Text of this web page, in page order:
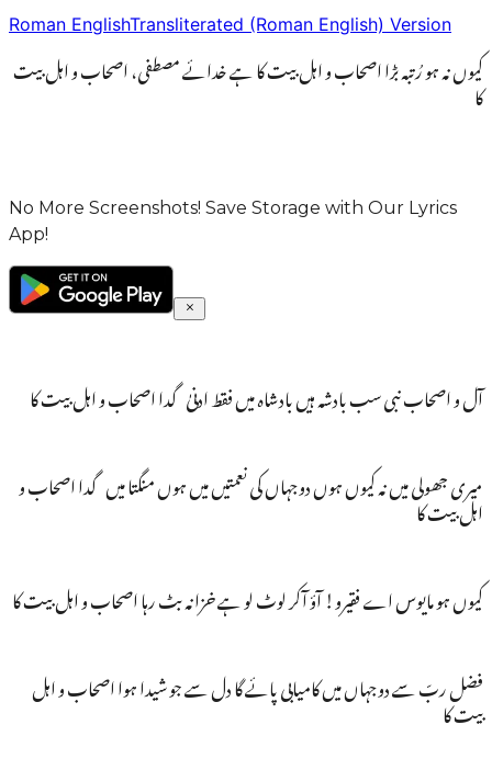
Roman EnglishTransliterated (Roman English) Version
کیوں نہ ہو رُتبہ بڑا اصحاب و اہل بیت کا ہے خدائے مصطفی، اصحاب و اہل بیت
کا
No More Screenshots! Save Storage with Our Lyrics
App!
آل و اصحاب نبی سب بادشہ ہیں بادشاہ میں فقط ادنیٰ گدا اصحاب و اہل بیت کا
میری جھولی میں نہ کیوں ہوں دوجہاں کی نعمتیں میں ہوں منگتا میں گدا اصحاب و
اہل بیت کا
کیوں ہو مایوس اے فقیرو! آؤ آکر لوٹ لو ہے خزانہ بٹ رہا اصحاب و اہل بیت کا
فضل ربّ سے دوجہاں میں کامیابی پائے گا دل سے جو شیدا ہوا اصحاب و اہل
بیت کا